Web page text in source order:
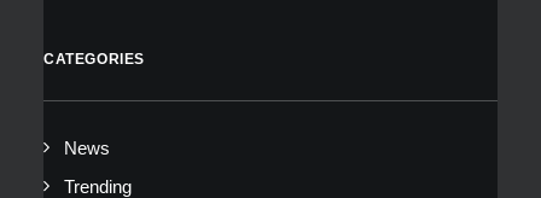
CATEGORIES
News
Trending